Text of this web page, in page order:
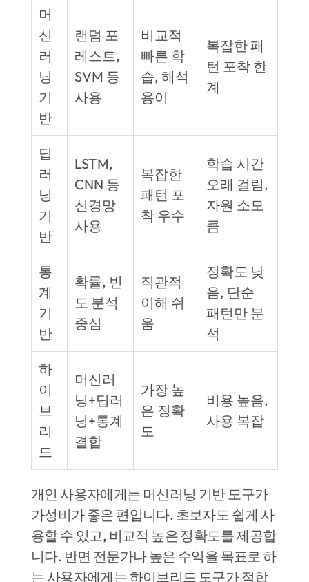
머
신
러
닝
기
반
랜덤 포
레스트,
SVM 등
사용
비교적
빠른 학
습, 해석
용이
복잡한 패
턴 포착 한
계
딥
러
닝
기
반
LSTM,
CNN 등
신경망
사용
복잡한
패턴 포
착 우수
학습 시간
오래 걸림,
자원 소모
큼
통
계
기
반
확률, 빈
도 분석
중심
직관적
이해 쉬
움
정확도 낮
음, 단순
패턴만 분
석
하
이
브
리
드
머신러
닝+딥러
닝+통계
결합
가장 높
은 정확
도
비용 높음,
사용 복잡
개인 사용자에게는 머신러닝 기반 도구가
가성비가 좋은 편입니다. 초보자도 쉽게 사
용할 수 있고, 비교적 높은 정확도를 제공합
니다. 반면 전문가나 높은 수익을 목표로 하
는 사용자에게는 하이브리드 도구가 적합